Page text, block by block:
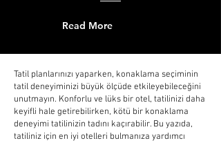
Read More
Tatil planlarınızı yaparken, konaklama seçiminin
tatil deneyiminizi büyük ölçüde etkileyebileceğini
unutmayın. Konforlu ve lüks bir otel, tatilinizi daha
keyifli hale getirebilirken, kötü bir konaklama
deneyimi tatilinizin tadını kaçırabilir. Bu yazıda,
tatiliniz için en iyi otelleri bulmanıza yardımcı